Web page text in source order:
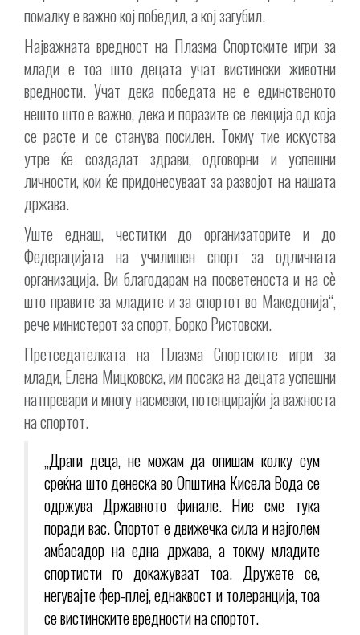
помалку е важно кој победил, а кој загубил.
Најважната вредност на Плазма Спортските игри за
млади е тоа што децата учат вистински животни
вредности. Учат дека победата не е единственото
нешто што е важно, дека и поразите се лекција од која
се расте и се станува посилен. Токму тие искуства
утре ќе создадат здрави, одговорни и успешни
личности, кои ќе придонесуваат за развојот на нашата
држава.
Уште еднаш, честитки до организаторите и до
Федерацијата на училишен спорт за одличната
организација. Ви благодарам на посветеноста и на сè
што правите за младите и за спортот во Македонија“,
рече министерот за спорт, Борко Ристовски.
Претседателката на Плазма Спортските игри за
млади, Елена Мицковска, им посака на децата успешни
натпревари и многу насмевки, потенцирајќи ја важноста
на спортот.
„Драги деца, не можам да опишам колку сум
среќна што денеска во Општина Кисела Вода се
одржува Државното финале. Ние сме тука
поради вас. Спортот е движечка сила и најголем
амбасадор на една држава, а токму младите
спортисти го докажуваат тоа. Дружете се,
негувајте фер-плеј, еднаквост и толеранција, тоа
се вистинските вредности на спортот.